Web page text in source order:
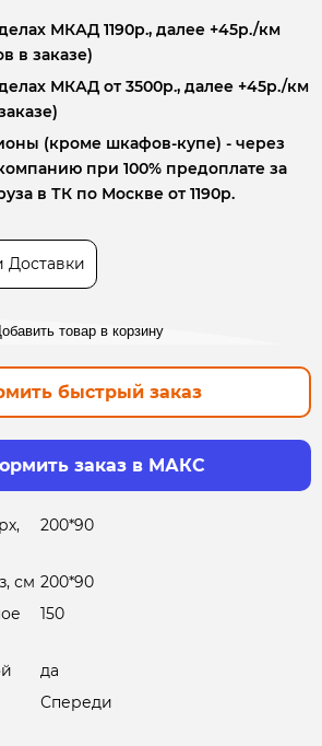
МКАД 1190р., далее +45р./км
в заказе)
МКАД от 3500р., далее +45р./км
(кроме шкафов-купе) - через
при 100% предоплате за
в ТК по Москве от 1190р.
Доставки
товар в корзину
быстрый заказ
заказ в МАКС
200*90
см 200*90
150
да
Спереди